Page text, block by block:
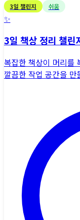
3일 챌린지 쉬움
✨
3일 책상 정리 챌린
복잡한 책상이 머리를
깔끔한 작업 공간을 만